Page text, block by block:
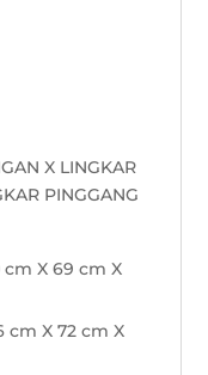
X LINGKAR
PINGGANG
cm X 69 cm X
cm X 72 cm X